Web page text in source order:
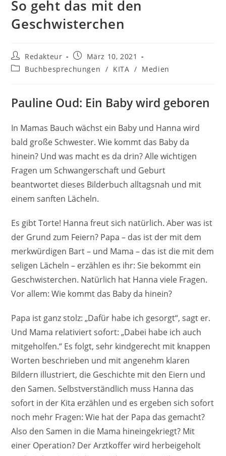
So geht das mit den
Geschwisterchen
Beitrags-
Autor:
Redakteur
Beitrag
veröffentlicht:
März 10, 2021
Beitrags-
Buchbesprechungen / KITA / Medien
Pauline Oud: Ein Baby wird geboren
In Mamas Bauch wächst ein Baby und Hanna wird
bald große Schwester. Wie kommt das Baby da
hinein? Und was macht es da drin? Alle wichtigen
Fragen um Schwangerschaft und Geburt
beantwortet dieses Bilderbuch alltagsnah und mit
einem sanften Lächeln.
Es gibt Torte! Hanna freut sich natürlich. Aber was ist
der Grund zum Feiern? Papa – das ist der mit dem
merkwürdigen Bart – und Mama – das ist die mit dem
seligen Lächeln – erzählen es ihr: Sie bekommt ein
Geschwisterchen. Natürlich hat Hanna viele Fragen.
Vor allem: Wie kommt das Baby da hinein?
Papa ist ganz stolz: „Dafür habe ich gesorgt“, sagt er.
Und Mama relativiert sofort: „Dabei habe ich auch
mitgeholfen.“ Es folgt, sehr kindgerecht mit knappen
Worten beschrieben und mit angenehm klaren
Bildern illustriert, die Geschichte mit den Eiern und
den Samen. Selbstverständlich muss Hanna das
sofort in der Kita erzählen und es ergeben sich sofort
noch mehr Fragen: Wie hat der Papa das gemacht?
Also den Samen in die Mama hineingekriegt? Mit
einer Operation? Der Arztkoffer wird herbeigeholt